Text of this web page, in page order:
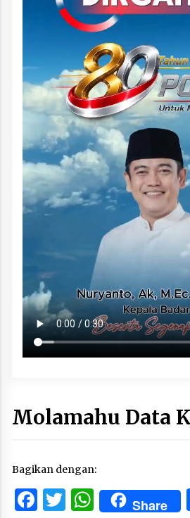
Molamahu Data
Bagikan dengan:
Facebook
TwitterShare